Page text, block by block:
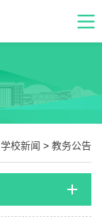
学校新闻 > 教务公告